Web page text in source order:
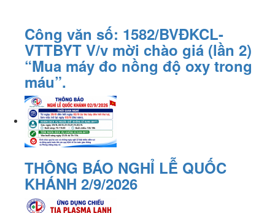
Công văn số: 1582/BVĐKCL-
VTTBYT V/v mời chào giá (lần 2)
“Mua máy đo nồng độ oxy trong
máu”.
THÔNG BÁO NGHỈ LỄ QUỐC
KHÁNH 2/9/2026